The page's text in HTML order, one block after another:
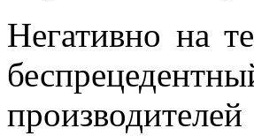
Негативно на